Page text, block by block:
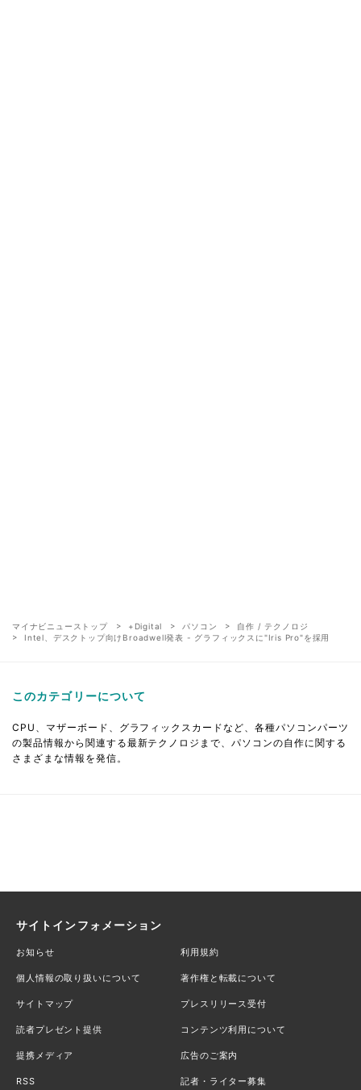
マイナビニューストップ +Digital パソコン
自作 / テクノロジ
Intel、デスクトップ向けBroadwell発表 - グラフィックスに"Iris Pro"を採用
このカテゴリーについて
CPU、マザーボード、グラフィックスカードなど、各種パソコンパーツ
の製品情報から関連する最新テクノロジまで、パソコンの自作に関する
さまざまな情報を発信。
サイトインフォメーション
お知らせ 利用規約
個人情報の取り扱いについて 著作権と転載について
サイトマップ プレスリリース受付
読者プレゼント提供 コンテンツ利用について
提携メディア 広告のご案内
RSS 記者・ライター募集